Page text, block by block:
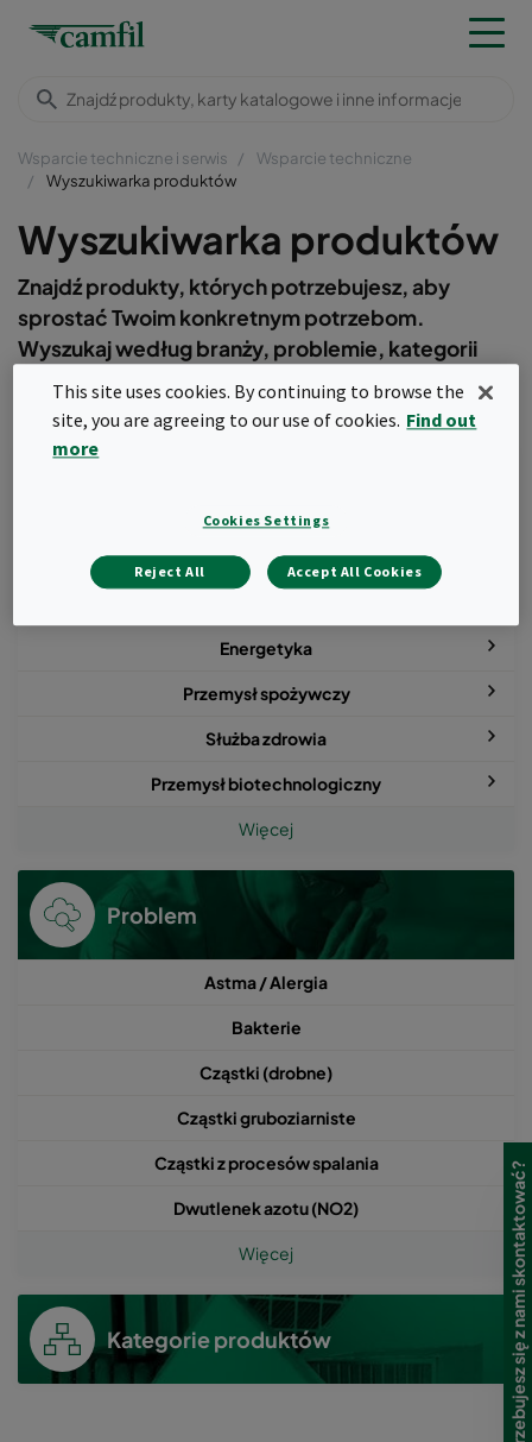
Wsparcie techniczne i serwis
Wsparcie techniczne
Wyszukiwarka produktów
Wyszukiwarka produktów
Znajdź produkty, których potrzebujesz, aby
sprostać Twoim konkretnym potrzebom.
Wyszukaj według branży, problemie, kategorii
produktów lub ich kombinacji, aby wyświetlić
dostępne produkty.
Budynki użyteczności publicznej
Energetyka
Przemysł spożywczy
Służba zdrowia
Przemysł biotechnologiczny
Więcej
Problem
Astma / Alergia
Bakterie
Cząstki (drobne)
Cząstki gruboziarniste
Cząstki z procesów spalania
Dwutlenek azotu (NO2)
Więcej
Kategorie produktów Potrzebujesz się z nami skontaktować?
This site uses cookies. By continuing to browse the
site, you are agreeing to our use of cookies. Find out
more
Cookies Settings
Reject All Accept All Cookies